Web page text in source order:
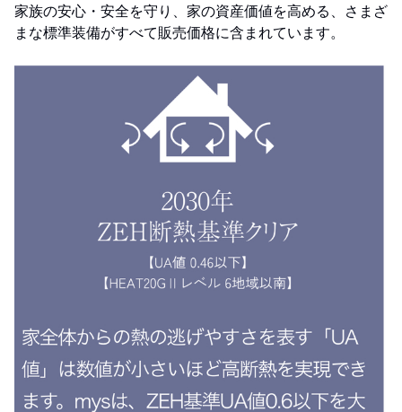
家族の安心・安全を守り、家の資産価値を高める、さまざ
まな標準装備がすべて販売価格に含まれています。